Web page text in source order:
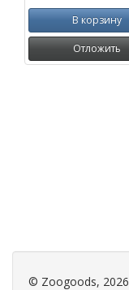
В корзину
Отложить
© Zoogoods, 2026